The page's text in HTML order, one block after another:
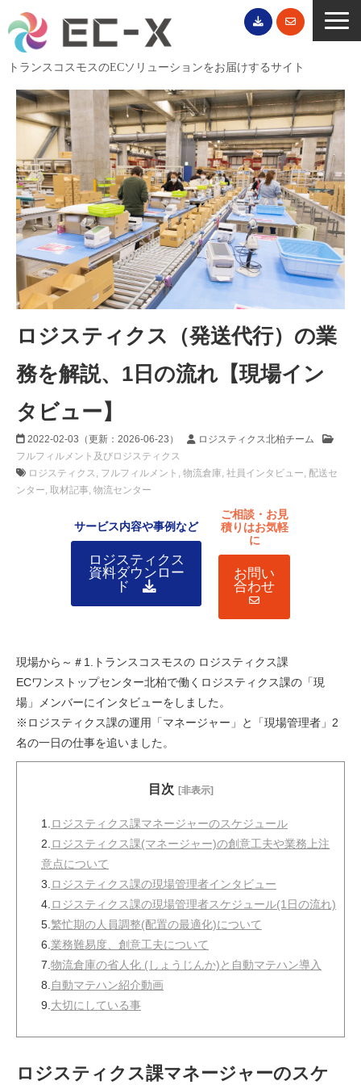
トランスコスモスのECソリューションをお届けするサイト
TOP
サービス一覧
EC導入事例
ECブログ
無料セミナー
EC資料ダウンロード
ご利用案内
会社概要
ロジスティクス（発送代行）の業
務を解説、1日の流れ【現場イン
タビュー】
2022-02-03 （更新： 2026-06-23 ）
ロジスティクス北柏チーム
フルフィルメント及びロジスティクス
ロジスティクス
フルフィルメント 物流倉庫 社員インタビュー 配送セ
ンター 取材記事 物流センター
サービス内容や事例など
​ロジスティクス
資料ダウンロー
ド
ご相談・お見
積りはお気軽
に
お問い
合わせ
現場から～＃1.トランスコスモスの ロジスティクス課
ECワンストップセンター北柏で働くロジスティクス課の「現
場」メンバーにインタビューをしました。
※ロジスティクス課の運用「マネージャー」と「現場管理者」2
名の一日の仕事を追いました。
目次 [非表示]
1. ロジスティクス課マネージャーのスケジュール
2. ロジスティクス課(マネージャー)の創意工夫や業務上注
意点について
3. ロジスティクス課の現場管理者インタビュー
4. ロジスティクス課の現場管理者スケジュール(1日の流れ)
5. 繁忙期の人員調整(配置の最適化)について
6. 業務難易度、創意工夫について
7. 物流倉庫の省人化 (しょうじんか)と自動マテハン導入
8. 自動マテハン紹介動画
9. 大切にしている事
ロジスティクス課マネージャーのスケ